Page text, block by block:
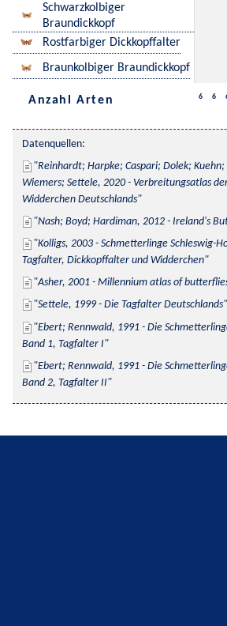
Schwarzkolbiger
Braundickkopf
Rostfarbiger Dickkopffalter
Braunkolbiger Braundickkopf
Anzahl Arten 6 6
Datenquellen:
Reinhardt; Harpke; Caspari; Dolek; Kuehn;
Wiemers; Settele, 2020 - Verbreitungsatlas
Widderchen Deutschlands
Nash; Boyd; Hardiman, 2012 - Ireland's
Kolligs, 2003 - Schmetterlinge Schleswig-
Tagfalter, Dickkopffalter und Widderchen
Asher, 2001 - Millennium atlas of
Settele, 1999 - Die Tagfalter Deutschlands
Ebert; Rennwald, 1991 - Die
Band 1, Tagfalter I
Ebert; Rennwald, 1991 - Die
Band 2, Tagfalter II